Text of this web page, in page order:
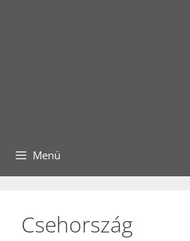
Menü
Csehország